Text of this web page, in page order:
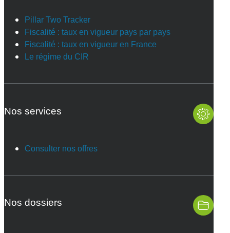
Pillar Two Tracker
Fiscalité : taux en vigueur pays par pays
Fiscalité : taux en vigueur en France
Le régime du CIR
Nos services
Consulter nos offres
Nos dossiers